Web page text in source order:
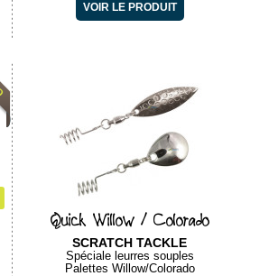
VOIR LE PRODUIT
Quick Willow / Colorado
SCRATCH TACKLE
Spéciale leurres souples
Palettes Willow/Colorado